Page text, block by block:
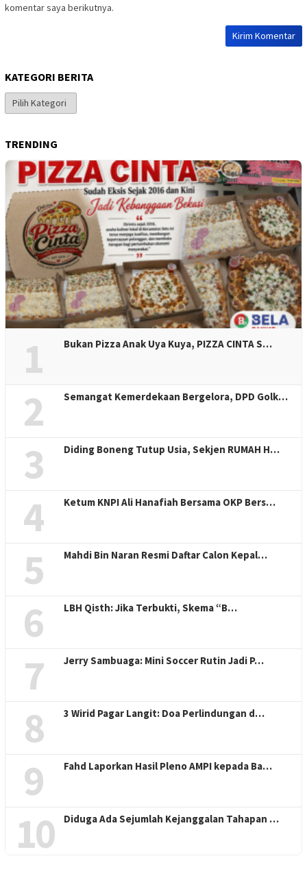
komentar saya berikutnya.
KATEGORI BERITA
Kategori
Berita
TRENDING
1 Bukan Pizza Anak Uya Kuya, PIZZA CINTA S…
2 Semangat Kemerdekaan Bergelora, DPD Golk…
3 Diding Boneng Tutup Usia, Sekjen RUMAH H…
4 Ketum KNPI Ali Hanafiah Bersama OKP Bers…
5 Mahdi Bin Naran Resmi Daftar Calon Kepal…
6 LBH Qisth: Jika Terbukti, Skema “B…
7 Jerry Sambuaga: Mini Soccer Rutin Jadi P…
8 3 Wirid Pagar Langit: Doa Perlindungan d…
9 Fahd Laporkan Hasil Pleno AMPI kepada Ba…
10 Diduga Ada Sejumlah Kejanggalan Tahapan …